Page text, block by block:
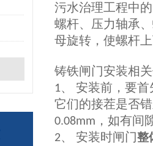
污水治理工程中
螺杆、压力轴承
母旋转，使螺杆上
铸铁闸门安装相关
1、 安装前，要
它们的接茬是否
0.08mm ，如有间
2、 安装时闸门整